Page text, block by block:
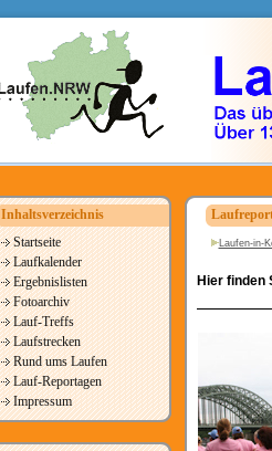
Inhaltsverzeichnis
Startseite
Laufkalender
Ergebnislisten
Fotoarchiv
Lauf-Treffs
Laufstrecken
Rund ums Laufen
Lauf-Reportagen
Impressum
Laufen-in-
Hier finden